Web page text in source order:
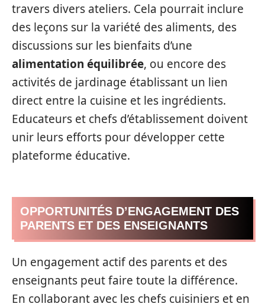
travers divers ateliers. Cela pourrait inclure
des leçons sur la variété des aliments, des
discussions sur les bienfaits d’une
alimentation équilibrée, ou encore des
activités de jardinage établissant un lien
direct entre la cuisine et les ingrédients.
Educateurs et chefs d’établissement doivent
unir leurs efforts pour développer cette
plateforme éducative.
OPPORTUNITÉS D’ENGAGEMENT DES
PARENTS ET DES ENSEIGNANTS
Un engagement actif des parents et des
enseignants peut faire toute la différence.
En collaborant avec les chefs cuisiniers et en